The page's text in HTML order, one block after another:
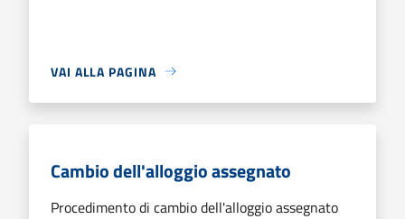
VAI ALLA PAGINA
Cambio dell'alloggio assegnato
Procedimento di cambio dell'alloggio assegnato